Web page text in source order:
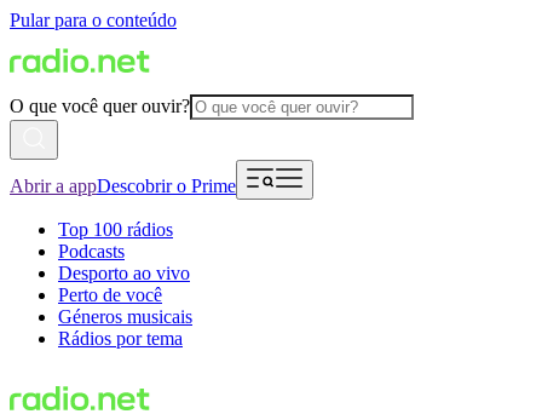
Pular para o conteúdo
O que você quer ouvir?
Abrir a appDescobrir o Prime
Top 100 rádios
Podcasts
Desporto ao vivo
Perto de você
Géneros musicais
Rádios por tema